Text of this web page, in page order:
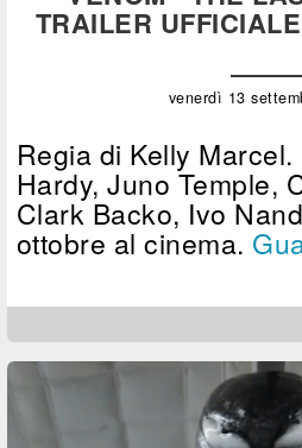
TRAILER
venerdì 13
Regia di Kelly
Hardy, Juno Temple,
Clark Backo, Ivo
ottobre al cinema.